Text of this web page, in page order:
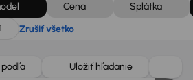
Cena
Splátka
Zrušiť všetko
Uložiť hľadanie